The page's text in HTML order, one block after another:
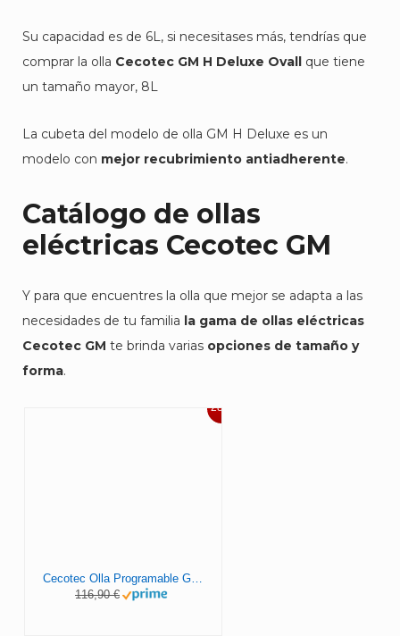
Su capacidad es de 6L, si necesitases más, tendrías que
comprar la olla Cecotec GM H Deluxe Ovall que tiene
un tamaño mayor, 8L
La cubeta del modelo de olla GM H Deluxe es un
modelo con mejor recubrimiento antiadherente.
Catálogo de ollas
eléctricas Cecotec GM
Y para que encuentres la olla que mejor se adapta a las
necesidades de tu familia la gama de ollas eléctricas
Cecotec GM te brinda varias opciones de tamaño y
forma.
28%
Cecotec Olla Programable GM Modelo H. Programable 24 horas, Capacidad 6 litros,Sistema de cocción inteligente, Temperatura ajustable, Presión ajustable
116,90 €